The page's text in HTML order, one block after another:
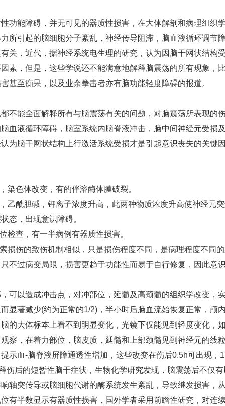
能障碍，并无可见的器质性损害，在大体解剖和病理组织
所引起的脑细胞分子紊乱，神经传导阻滞，脑血液循环调节
关，近代，据神经系统电生理的研究，认为因脑干网状结构
素，但是，这些学说还不能满意地解释脑震荡的所有现象，
甚至痴呆，以及业余拳击者亦有脑功能轻度障碍的报道。
能全面解释所有与脑震荡有关的问题，对脑震荡所表现的
血液循环障碍，脑室系统内脑脊液冲击，脑中间神经元受损
为脑干网状结构上行激活系统受损才是引起意识丧失的关键
色体改变，有的伴溶酶体膜破裂。
酰胆碱，钾离子浓度升高，此两种物质浓度升高使神经元
态，出现意识障碍。
查，有一半病例有器质性损害。
伤的致伤机制相似，只是损伤程度不同，是病理程度不同
不过病变局限，损害更趋于功能性而易于自行修复，因此意
以造成冲击点，对冲部位，延髓及高颈髓的组织学改变，
显著减少(约为正常的1/2)，半小时后脑血流始恢复正常，颅
的大体标本上看不到明显变化，光镜下仅能见到轻度变化，
察，在着力部位，脑皮质，延髓和上部颈髓见到神经元的线
示血-脑脊液屏障通透性增加，这些改变在伤后0.5h可出现，
伤后的短暂性脑干症状，生物化学研究发现，脑震荡后不仅
轴突传导或脑细胞代谢的酶系统发生紊乱，导致继发损害，
有半数显示有器质性损害，国外学者采用前瞻性研究，对连